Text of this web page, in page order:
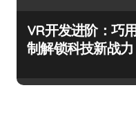
VR开发进阶：巧
制解锁科技新战力